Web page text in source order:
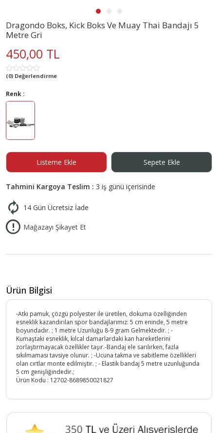
Dragondo Boks, Kick Boks Ve Muay Thai Bandajı 5
Metre Gri
450,00 TL
(0) Değerlendirme
Renk :
Listeme Ekle Sepete Ekle
Tahmini Kargoya Teslim : 3 iş günü içerisinde
14 Gün Ücretsiz İade
Mağazayı Şikayet Et
Ürün Bilgisi
-Atkı pamuk, çözgü polyester ile üretilen, dokuma özelliğinden
esneklik kazandırılan spor bandajlarımız: 5 cm eninde, 5 metre
boyundadır. ; 1 metre Uzunluğu 8-9 gram Gelmektedir. ; -
Kumaştaki esneklik, kılcal damarlardaki kan hareketlerini
zorlaştırmayacak özellikler taşır.-Bandaj ele sarılırken, fazla
sıkılmaması tavsiye olunur. ; -Ucuna takma ve sabitleme özellikleri
olan cırtlar monte edilmiştir. ; - Elastik bandaj 5 metre uzunluğunda
5 cm genişliğindedir.;
Ürün Kodu : 12702-8689850021827